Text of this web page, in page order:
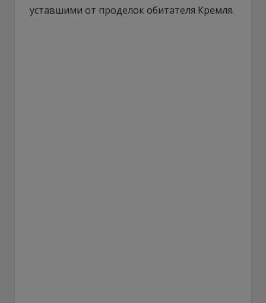
уставшими от проделок обитателя Кремля.